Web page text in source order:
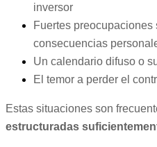
inversor
Fuertes preocupaciones
consecuencias
Un calendario difuso o
El temor a perder el
Estas situaciones son
estructuradas